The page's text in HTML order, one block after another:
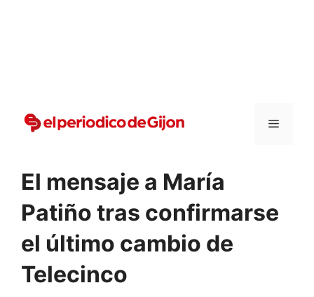
Menu
El mensaje a María
Patiño tras confirmarse
el último cambio de
Telecinco